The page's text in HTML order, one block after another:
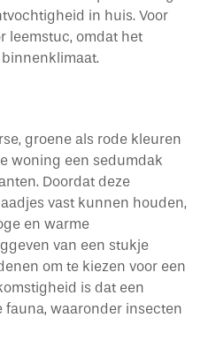
in huis. Voor
leemstuc, omdat het
groene als rode kleuren
woning een sedumdak
Doordat deze
vast kunnen houden,
en warme
van een stukje
om te kiezen voor een
is dat een
fauna, waaronder insecten